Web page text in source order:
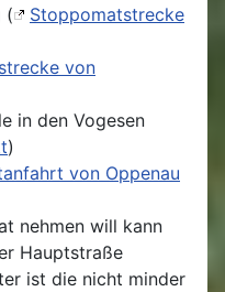
(
Stoppomatstrecke
von
in den Vogesen
)
von Oppenau
nehmen will kann
Hauptstraße
ist die nicht minder